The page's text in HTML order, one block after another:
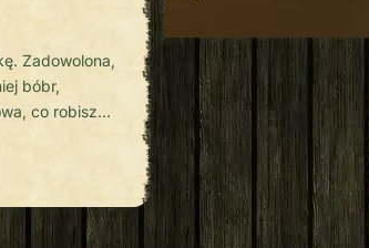
Zadowolona,
bóbr,
co robisz?
Ciągnij